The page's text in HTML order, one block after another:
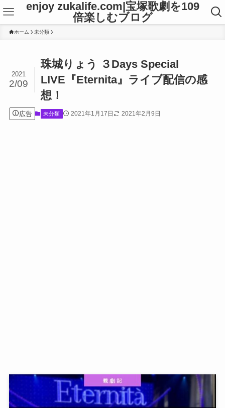
enjoy zukalife.com|宝塚歌劇を109
倍楽しむブログ
ホーム 未分類
珠城りょう ３Days Special
LIVE『Eternita』ライブ配信の感
想！
2021
2/09
広告 未分類 2021年1月17日 2021年2月9日